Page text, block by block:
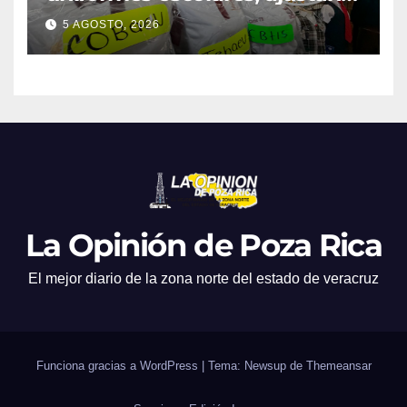
promociones
5 AGOSTO, 2026
La Opinión de Poza Rica
El mejor diario de la zona norte del estado de veracruz
Funciona gracias a WordPress | Tema: Newsup de Themeansar